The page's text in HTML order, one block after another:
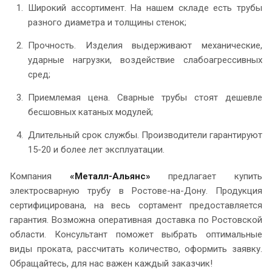
Широкий ассортимент. На нашем складе есть трубы
разного диаметра и толщины стенок;
Прочность. Изделия выдерживают механические,
ударные нагрузки, воздействие слабоагрессивных
сред;
Приемлемая цена. Сварные трубы стоят дешевле
бесшовных катаных модулей;
Длительный срок службы. Производители гарантируют
15-20 и более лет эксплуатации.
Компания «Металл-Альянс» предлагает купить
электросварную трубу в Ростове-на-Дону. Продукция
сертифицирована, на весь сортамент предоставляется
гарантия. Возможна оперативная доставка по Ростовской
области. Консультант поможет выбрать оптимальные
виды проката, рассчитать количество, оформить заявку.
Обращайтесь, для нас важен каждый заказчик!